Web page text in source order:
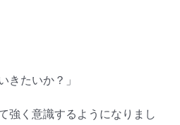
きたいか？」
強く意識するようになりまし